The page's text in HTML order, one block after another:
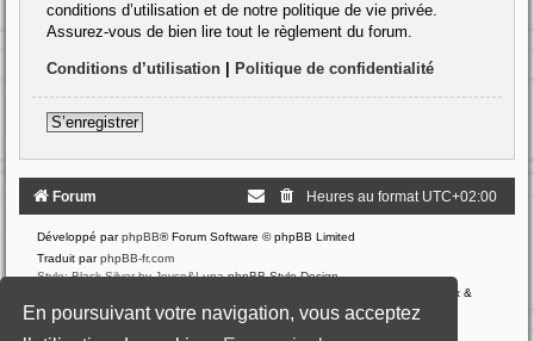
En poursuivant votre navigation, vous acceptez
conditions d’utilisation et de notre politique de vie privée.
Assurez-vous de bien lire tout le règlement du forum.
Conditions d’utilisation Politique de confidentialité
S’enregistrer
Forum Heures au format UTC+02:00
Développé parphpBB® Forum Software © phpBB Limited
Traduit parphpBB-fr.com
Style: Black-Silver by Joyce&LunaphpBB-Style-Design
: « Traductions d'extensions & styles pour phpBB 3.2.x &
3.3.x »
Forum hébergé par les services d’ o2switch